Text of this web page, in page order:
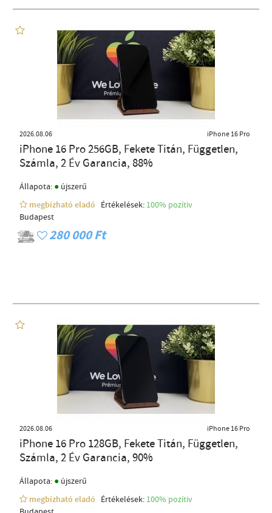
2026.08.06 iPhone 16 Pro
iPhone 16 Pro 256GB, Fekete Titán, Független,
Számla, 2 Év Garancia, 88%
Állapota: ● újszerű
megbízható eladó
Értékelések: 100% pozítiv
Budapest
280 000 Ft
2026.08.06 iPhone 16 Pro
iPhone 16 Pro 128GB, Fekete Titán, Független,
Számla, 2 Év Garancia, 90%
Állapota: ● újszerű
megbízható eladó
Értékelések: 100% pozítiv